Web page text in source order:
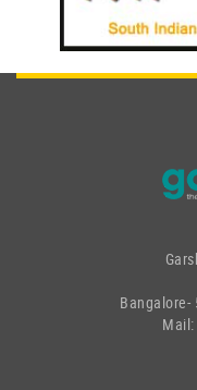
Bangalore-